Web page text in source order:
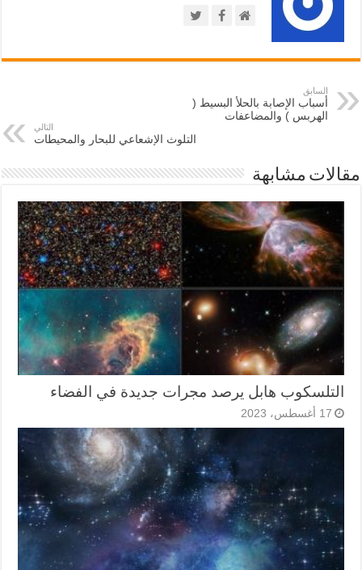
السابق
أسباب الإصابة بالحلأ البسيط (
الهربس ) والمضاعفات
التالي
التلوث الإشعاعي للبحار والمحيطات
مقالات مشابهة
التلسكوب هابل يرصد مجرات جديدة في الفضاء
17 أغسطس، 2023